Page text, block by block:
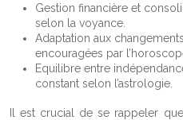
Gestion financière et
selon la voyance.
Adaptation aux
encouragées par
Equilibre entre
constant selon l’astrologie.
Il est crucial de se rappeler